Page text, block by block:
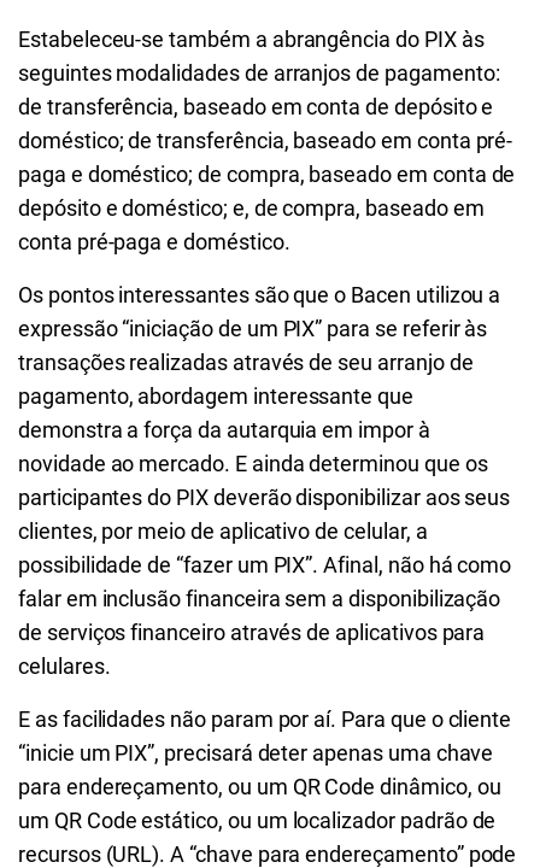
Estabeleceu-se também a abrangência do PIX às
seguintes modalidades de arranjos de pagamento:
de transferência, baseado em conta de depósito e
doméstico; de transferência, baseado em conta pré-
paga e doméstico; de compra, baseado em conta de
depósito e doméstico; e, de compra, baseado em
conta pré-paga e doméstico.
Os pontos interessantes são que o Bacen utilizou a
expressão “iniciação de um PIX” para se referir às
transações realizadas através de seu arranjo de
pagamento, abordagem interessante que
demonstra a força da autarquia em impor à
novidade ao mercado. E ainda determinou que os
participantes do PIX deverão disponibilizar aos seus
clientes, por meio de aplicativo de celular, a
possibilidade de “fazer um PIX”. Afinal, não há como
falar em inclusão financeira sem a disponibilização
de serviços financeiro através de aplicativos para
celulares.
E as facilidades não param por aí. Para que o cliente
“inicie um PIX”, precisará deter apenas uma chave
para endereçamento, ou um QR Code dinâmico, ou
um QR Code estático, ou um localizador padrão de
recursos (URL). A “chave para endereçamento” pode